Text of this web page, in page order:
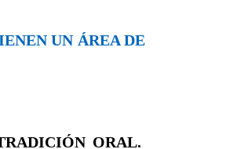
UN ÁREA DE
ORAL.